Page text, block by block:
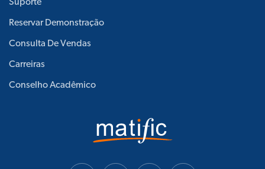
Suporte
Reservar Demonstração
Consulta De Vendas
Carreiras
Conselho Acadêmico